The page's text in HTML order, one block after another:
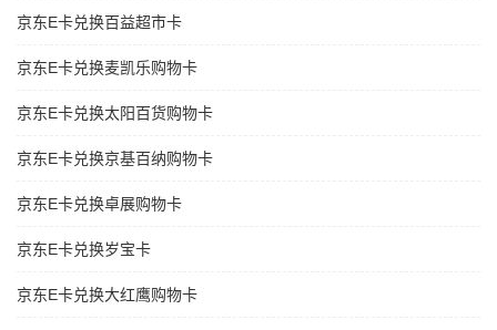
京东E卡兑换百益超市卡
京东E卡兑换麦凯乐购物卡
京东E卡兑换太阳百货购物卡
京东E卡兑换京基百纳购物卡
京东E卡兑换卓展购物卡
京东E卡兑换岁宝卡
京东E卡兑换大红鹰购物卡